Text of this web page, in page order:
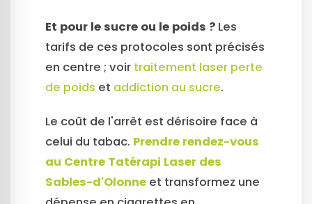
Et pour le sucre ou le poids ? Les
tarifs de ces protocoles sont précisés
en centre ; voir traitement laser perte
de poids et addiction au sucre.
Le coût de l'arrêt est dérisoire face à
celui du tabac. Prendre rendez-vous
au Centre Tatérapi Laser des
Sables-d'Olonne et transformez une